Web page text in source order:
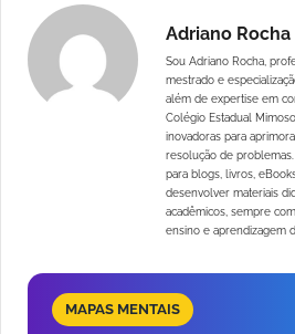
Adriano Rocha
Sou Adriano Rocha,
mestrado e
além de expertise em
Colégio Estadual
inovadoras para
resolução de
para blogs, livros,
desenvolver materiais
acadêmicos, sempre
ensino e aprendizagem
MAPAS MENTAIS